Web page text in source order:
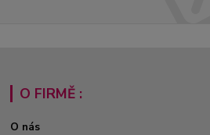
O FIRMĚ :
O nás